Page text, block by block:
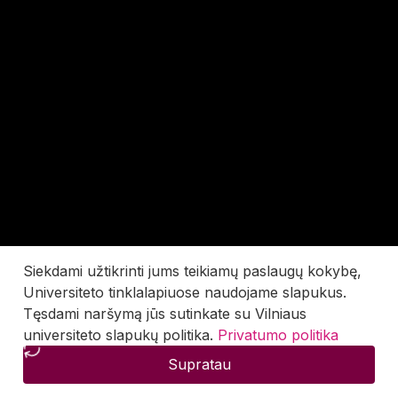
Siekdami užtikrinti jums teikiamų paslaugų kokybę,
Universiteto tinklalapiuose naudojame slapukus.
Tęsdami naršymą jūs sutinkate su Vilniaus
universiteto slapukų politika. Privatumo politika
Supratau